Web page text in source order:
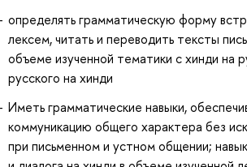
определять грамматическую форму
лексем, читать и переводить тексты
объеме изученной тематики с хинди на
русского на хинди
Иметь грамматические навыки,
коммуникацию общего характера без
при письменном и устном общении;